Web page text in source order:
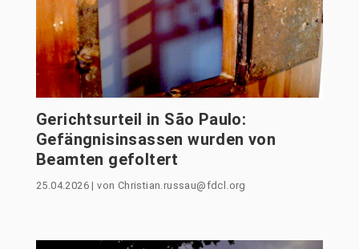
Gerichtsurteil in São Paulo:
Gefängnisinsassen wurden von
Beamten gefoltert
25.04.2026|von Christian.russau@fdcl.org